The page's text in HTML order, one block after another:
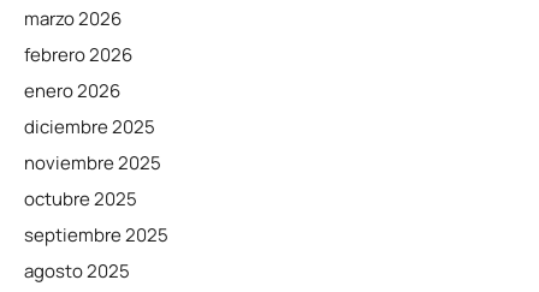
marzo 2026
febrero 2026
enero 2026
diciembre 2025
noviembre 2025
octubre 2025
septiembre 2025
agosto 2025